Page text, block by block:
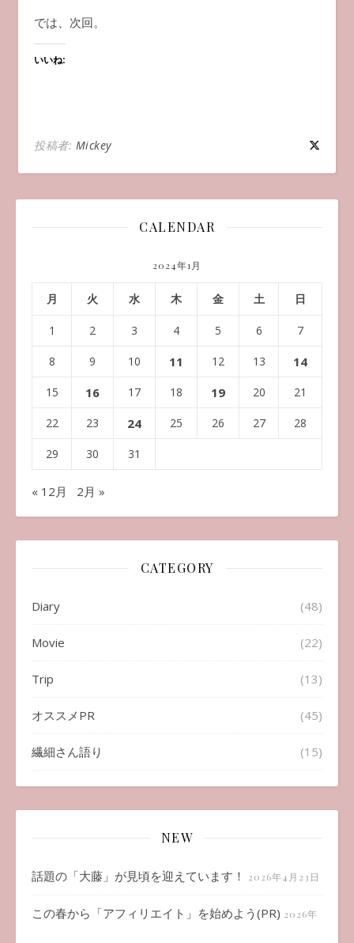
では、次回。
いいね:
投稿者: Mickey
CALENDAR
2024年1月
月 火 水 木 金 土 日
1 2 3 4 5 6 7
8 9 10 11 12 13 14
15 16 17 18 19 20 21
22 23 24 25 26 27 28
29 30 31
« 12月 2月 »
CATEGORY
Diary (48)
Movie (22)
Trip (13)
オススメPR (45)
繊細さん語り (15)
NEW
話題の「大藤」が見頃を迎えています！ 2026年4月23日
この春から「アフィリエイト」を始めよう(PR) 2026年